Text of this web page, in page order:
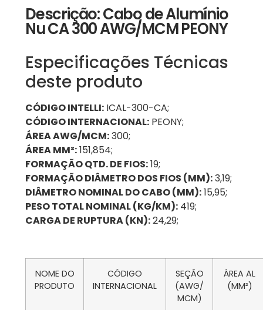
Descrição: Cabo de Alumínio
Nu CA 300 AWG/MCM PEONY
Especificações Técnicas
deste produto
CÓDIGO INTELLI: ICAL-300-CA;
CÓDIGO INTERNACIONAL: PEONY;
ÁREA AWG/MCM:300;
ÁREA MM²:151,854;
FORMAÇÃO QTD. DE FIOS:19;
FORMAÇÃO DIÂMETRO DOS FIOS (MM):3,19;
DIÂMETRO NOMINAL DO CABO (MM):15,95;
PESO TOTAL NOMINAL (KG/KM): 419;
CARGA DE RUPTURA (KN):24,29;
NOME DO
PRODUTO
CÓDIGO
INTERNACIONAL
SEÇÃO
(AWG/
MCM)
ÁREA AL
(MM²)